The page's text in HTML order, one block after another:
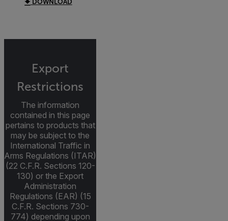
DOWNLOAD
Export
Restrictions
The information
contained in this page
pertains to products that
may be subject to the
International Traffic in
Arms Regulations (ITAR)
(22 C.F.R. Sections 120-
130) or the Export
Administration
Regulations (EAR) (15
C.F.R. Sections 730-
774) depending upon